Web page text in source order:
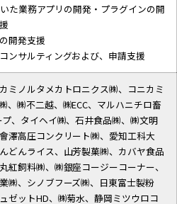
た業務アプリの開発・プラグインの開
開発支援
ンサルティングおよび、申請支援
ミノルタメカトロニクス㈱、コニカミ
、㈱不二越、㈱ECC、マルハニチロ畜
、タイヘイ㈱、石井食品㈱、㈱文明
澤高圧コンクリート㈱、愛知工科大
どんライス、山芳製菓㈱、カバヤ食品
紅飼料㈱、㈱銀座コージーコーナー、
㈱、シノブフーズ㈱、日東富士製粉
ゼットHD、㈱菊水、静岡ミツウロコ